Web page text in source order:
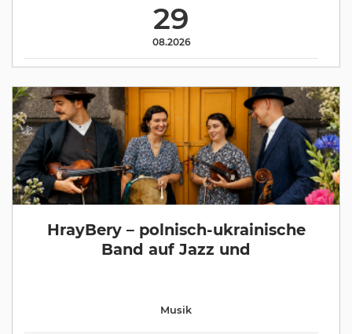
29
08.2026
HrayBery – polnisch-ukrainische
Band auf Jazz und
Musik